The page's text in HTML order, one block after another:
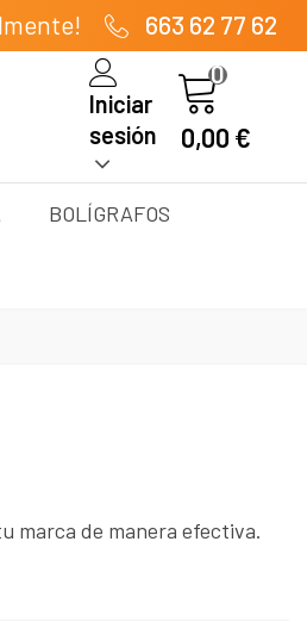
663 62 77 62
Iniciar
sesión
0
0,00 €
BOLÍGRAFOS
marca de manera efectiva.